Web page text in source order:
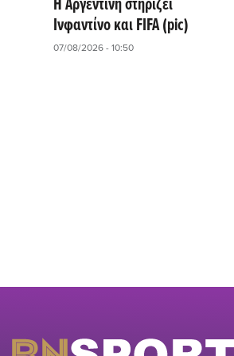
Η Αργεντινή στηρίζει
Ινφαντίνο και FIFA (pic)
07/08/2026 - 10:50